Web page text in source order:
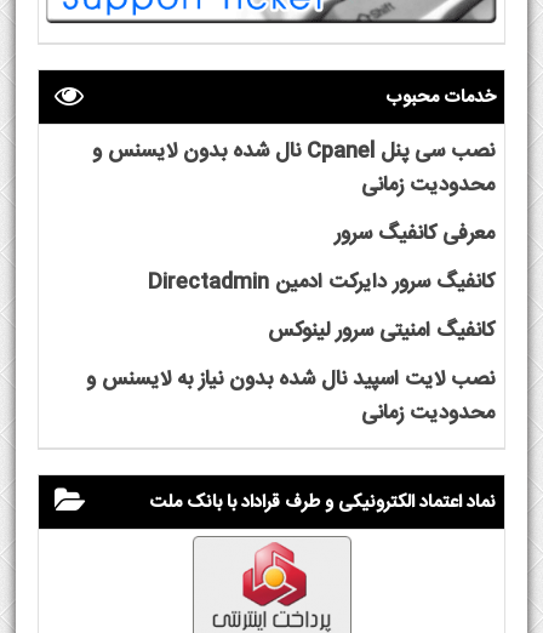
خدمات محبوب
نصب سی پنل Cpanel نال شده بدون لایسنس و
محدودیت زمانی
معرفی کانفیگ سرور
کانفیگ سرور دایرکت ادمین Directadmin
کانفیگ امنیتی سرور لینوکس
نصب لایت اسپید نال شده بدون نیاز به لایسنس و
محدودیت زمانی
نماد اعتماد الکترونیکی و طرف قراداد با بانک ملت